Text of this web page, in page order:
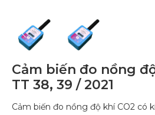
Cảm biến đo nồng
TT 38, 39 / 2021
Cảm biến đo nồng độ khí CO2 có